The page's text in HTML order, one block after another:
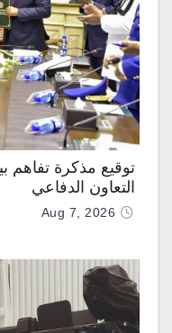
توقيع مذكرة تفاهم
التعاون الدفاعي
Aug 7, 2026